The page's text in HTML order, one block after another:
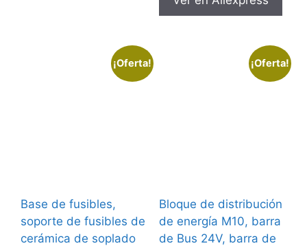
era:
€23,74.
es:
€18,99.
¡Oferta!
Base de fusibles,
soporte de fusibles de
cerámica de soplado
¡Oferta!
Bloque de distribución
de energía M10, barra
de Bus 24V, barra de